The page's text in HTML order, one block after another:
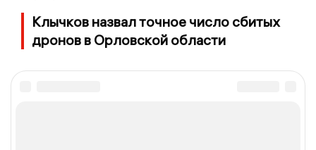
Клычков назвал точное число сбитых
дронов в Орловской области